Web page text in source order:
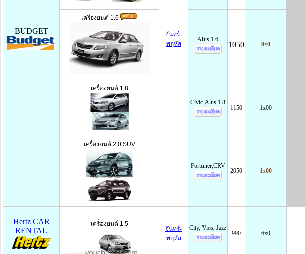
BUDGET
จันทร์-
พฤหัส
เครื่องยนต์ 1.6
Altis 1.6
1050 9x0
เครื่องยนต์ 1.8
Civic,Altis 1.8
1150 1x00
เครื่องยนต์ 2.0 SUV
Fortuner,CRV
2050 1x00
Hertz CAR
RENTAL
เครื่องยนต์ 1.5
จันทร์-
พฤหัส
City, Vios, Jazz
990 6x0